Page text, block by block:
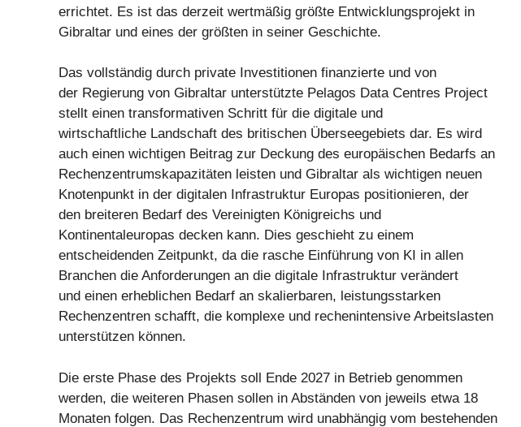
errichtet. Es ist das derzeit wertmäßig größte Entwicklungsprojekt in
Gibraltar und eines der größten in seiner Geschichte.
Das vollständig durch private Investitionen finanzierte und von
der Regierung von Gibraltar unterstützte Pelagos Data Centres Project
stellt einen transformativen Schritt für die digitale und
wirtschaftliche Landschaft des britischen Überseegebiets dar. Es wird
auch einen wichtigen Beitrag zur Deckung des europäischen Bedarfs an
Rechenzentrumskapazitäten leisten und Gibraltar als wichtigen neuen
Knotenpunkt in der digitalen Infrastruktur Europas positionieren, der
den breiteren Bedarf des Vereinigten Königreichs und
Kontinentaleuropas decken kann. Dies geschieht zu einem
entscheidenden Zeitpunkt, da die rasche Einführung von KI in allen
Branchen die Anforderungen an die digitale Infrastruktur verändert
und einen erheblichen Bedarf an skalierbaren, leistungsstarken
Rechenzentren schafft, die komplexe und rechenintensive Arbeitslasten
unterstützen können.
Die erste Phase des Projekts soll Ende 2027 in Betrieb genommen
werden, die weiteren Phasen sollen in Abständen von jeweils etwa 18
Monaten folgen. Das Rechenzentrum wird unabhängig vom bestehenden